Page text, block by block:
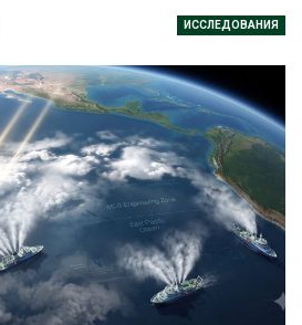
ИССЛЕДОВАНИЯ